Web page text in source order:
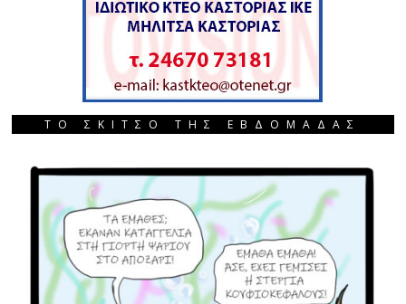
ΤΟ ΣΚΙΤΣΟ ΤΗΣ ΕΒΔΟΜΑΔΑΣ